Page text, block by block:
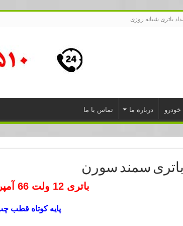
باتری شبانه روزی
خودرو درباره ما تماس با ما
باتری سمند سورن
باتری 12 ولت 66 آمپر ساعت
پایه کوتاه قطب